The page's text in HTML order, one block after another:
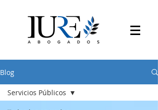
Blog
Servicios Públicos